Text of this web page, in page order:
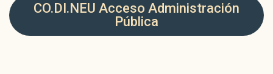
CO.DI.NEU Acceso Administración
Pública